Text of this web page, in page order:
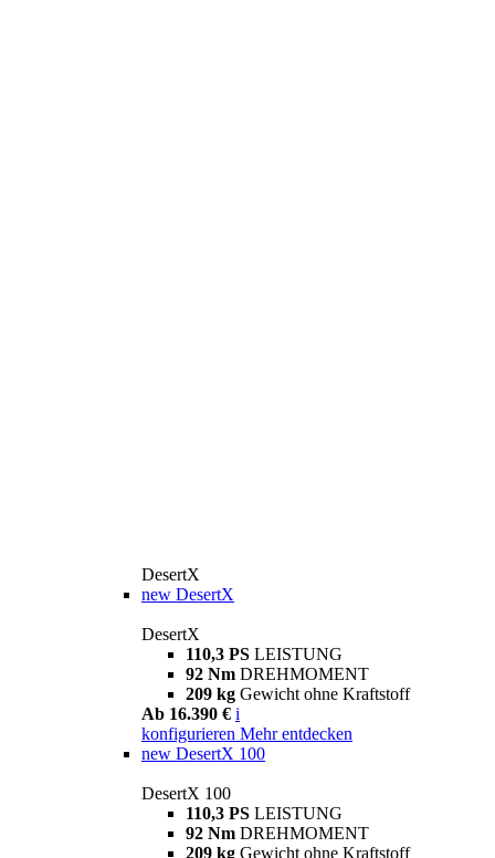
DesertX
new DesertX
DesertX
110,3 PS LEISTUNG
92 Nm DREHMOMENT
209 kg Gewicht ohne Kraftstoff
Ab 16.390 € i
konfigurieren Mehr entdecken
new DesertX 100
DesertX 100
110,3 PS LEISTUNG
92 Nm DREHMOMENT
209 kg Gewicht ohne Kraftstoff